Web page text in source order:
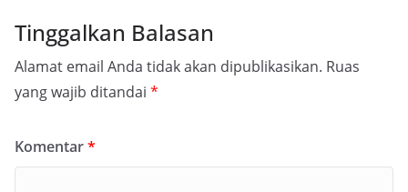
Tinggalkan Balasan
Alamat email Anda tidak akan dipublikasikan. Ruas
yang wajib ditandai *
Komentar*